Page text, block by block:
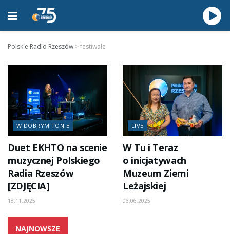
Polskie Radio Rzeszów >festiwale
W DOBRYM TONIE
Duet EKHTO na scenie
muzycznej Polskiego
Radia Rzeszów
[ZDJĘCIA]
18.11.2025
LIVE
W Tu i Teraz
o inicjatywach
Muzeum Ziemi
Leżajskiej
06.06.2025
NAJNOWSZE